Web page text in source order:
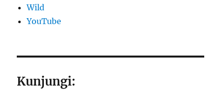
Wild
YouTube
Kunjungi: